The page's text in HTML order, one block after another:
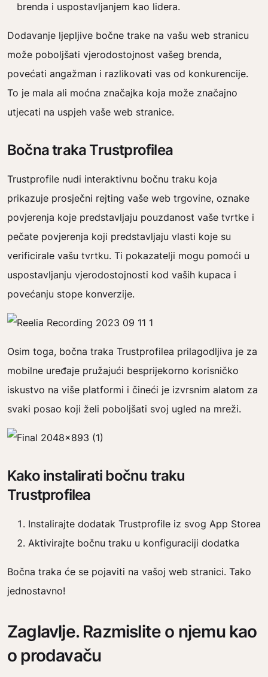
brenda i uspostavljanjem kao lidera.
Dodavanje ljepljive bočne trake na vašu web stranicu
može poboljšati vjerodostojnost vašeg brenda,
povećati angažman i razlikovati vas od konkurencije.
To je mala ali moćna značajka koja može značajno
utjecati na uspjeh vaše web stranice.
Bočna traka Trustprofilea
Trustprofile nudi interaktivnu bočnu traku koja
prikazuje prosječni rejting vaše web trgovine, oznake
povjerenja koje predstavljaju pouzdanost vaše tvrtke i
pečate povjerenja koji predstavljaju vlasti koje su
verificirale vašu tvrtku. Ti pokazatelji mogu pomoći u
uspostavljanju vjerodostojnosti kod vaših kupaca i
povećanju stope konverzije.
Osim toga, bočna traka Trustprofilea prilagodljiva je za
mobilne uređaje pružajući besprijekorno korisničko
iskustvo na više platformi i čineći je izvrsnim alatom za
svaki posao koji želi poboljšati svoj ugled na mreži.
Kako instalirati bočnu traku
Trustprofilea
Instalirajte dodatak Trustprofile iz svog App Storea
Aktivirajte bočnu traku u konfiguraciji dodatka
Bočna traka će se pojaviti na vašoj web stranici. Tako
jednostavno!
Zaglavlje. Razmislite o njemu kao
o prodavaču